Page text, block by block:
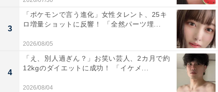
3
「ポケモンで言う進化」女性タレント、25キ
ロ増量ショットに反響！ 「全然パーツ埋...
2026/08/05
4
「え、別人過ぎん？」お笑い芸人、2カ月で約
12kgのダイエットに成功！ 「イケメ...
2026/08/04